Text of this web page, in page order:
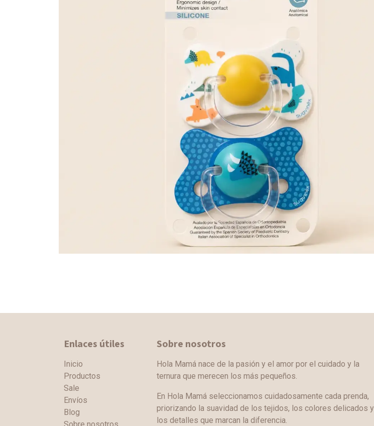
Enlaces útiles
Inicio
Productos
Sale
Envíos
Blog
Sobre nosotros
Hola Mamá nace de la pasión y el amor por el cuidado y la
ternura que merecen los más pequeños.
En Hola Mamá seleccionamos cuidadosamente cada prenda,
priorizando la suavidad de los tejidos, los colores delicados y
los detalles que marcan la diferencia.